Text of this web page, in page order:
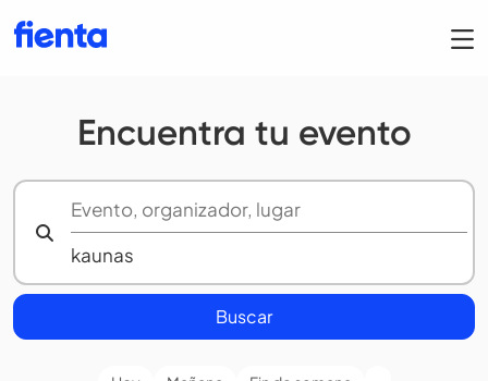
Encuentra tu evento
Buscar